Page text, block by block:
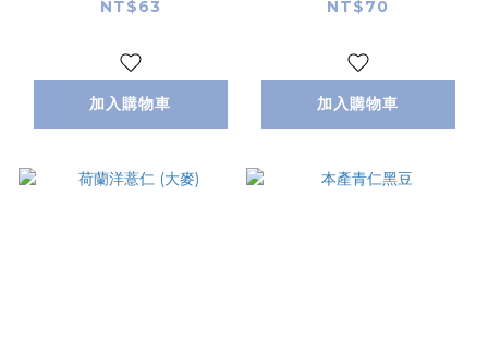
NT$63
加入購物車
NT$70
加入購物車